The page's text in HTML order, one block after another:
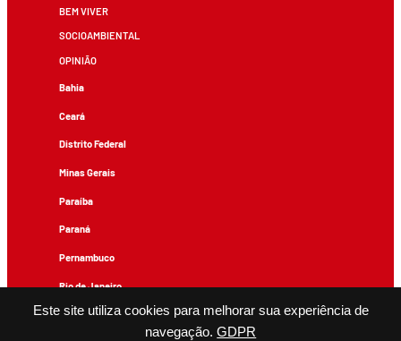
Este site utiliza cookies para melhorar sua experiência de
navegação. GDPR
BEM VIVER
SOCIOAMBIENTAL
OPINIÃO
Bahia
Ceará
Distrito Federal
Minas Gerais
Paraíba
Paraná
Pernambuco
Rio de Janeiro
Rio Grande do Sul